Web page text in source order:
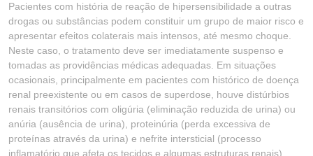
Pacientes com história de reação de hipersensibilidade a outras
drogas ou substâncias podem constituir um grupo de maior risco e
apresentar efeitos colaterais mais intensos, até mesmo choque.
Neste caso, o tratamento deve ser imediatamente suspenso e
tomadas as providências médicas adequadas. Em situações
ocasionais, principalmente em pacientes com histórico de doença
renal preexistente ou em casos de superdose, houve distúrbios
renais transitórios com oligúria (eliminação reduzida de urina) ou
anúria (ausência de urina), proteinúria (perda excessiva de
proteínas através da urina) e nefrite intersticial (processo
inflamatório que afeta os tecidos e algumas estruturas renais).